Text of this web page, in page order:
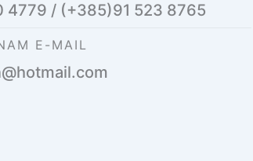
4779 / (+385)91 523 8765
E-MAIL